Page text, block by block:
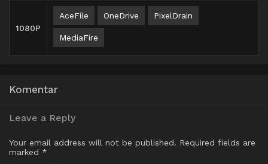
1080P
AceFile OneDrive PixelDrain
MediaFire
Komentar
Leave a Reply
Your email address will not be published. Required fields are
marked *